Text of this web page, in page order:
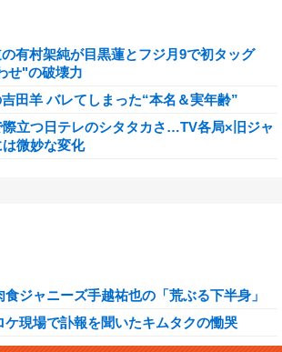
有村架純が目黒蓮とフジ月9で初タッグ
せ"の破壊力
田羊 バレてしまった“本名＆実年齢”
立つ日テレのシタタカさ…TV各局×旧ジャ
微妙な変化
ジャニーズ手越祐也の「荒ぶる下半身」
ケ現場で訃報を聞いたキムタクの慟哭